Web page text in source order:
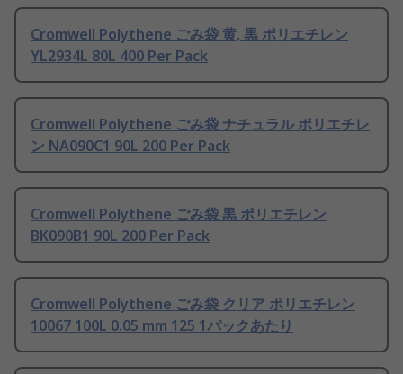
Cromwell Polythene ごみ袋 黄, 黒 ポリエチレン
YL2934L 80L 400 Per Pack
Cromwell Polythene ごみ袋 ナチュラル ポリエチレ
ン NA090C1 90L 200 Per Pack
Cromwell Polythene ごみ袋 黒 ポリエチレン
BK090B1 90L 200 Per Pack
Cromwell Polythene ごみ袋 クリア ポリエチレン
10067 100L 0.05 mm 125 1パックあたり